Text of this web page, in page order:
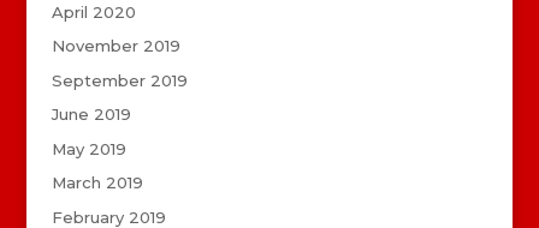
April 2020
November 2019
September 2019
June 2019
May 2019
March 2019
February 2019